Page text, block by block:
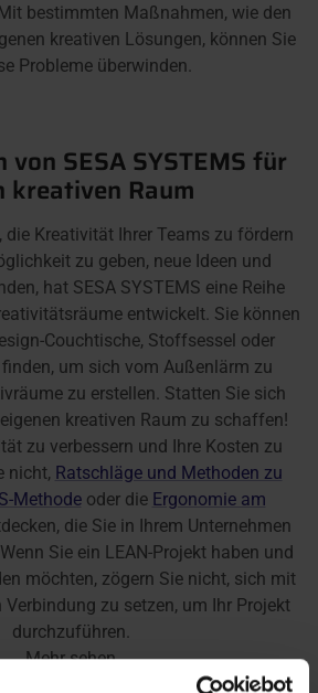
bestimmten Maßnahmen, wie den
kreativen Lösungen, können Sie
Probleme überwinden.
von SESA SYSTEMS für
kreativen Raum
die Kreativität Ihrer Teams zu fördern
zu geben, neue Ideen und
hat SESA SYSTEMS eine Reihe
entwickelt. Sie können
Couchtische, Stoffsessel oder
um sich vom Außenlärm zu
zu erstellen. Statten Sie sich
kreativen Raum zu schaffen!
zu verbessern und Ihre Kosten zu
nicht, Ratschläge und Methoden zu
Methodeoder die Ergonomie am
die Sie in Ihrem Unternehmen
Sie ein LEAN-Projekt haben und
möchten, zögern Sie nicht, sich mit
Verbindung zu setzen, um Ihr Projekt
durchzuführen.
Mehr sehen